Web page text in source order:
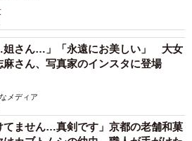
姐さん…」「永遠にお美しい」 大女
麻さん、写真家のインスタに登場
メディア
てません…真剣です」京都の老舗和菓